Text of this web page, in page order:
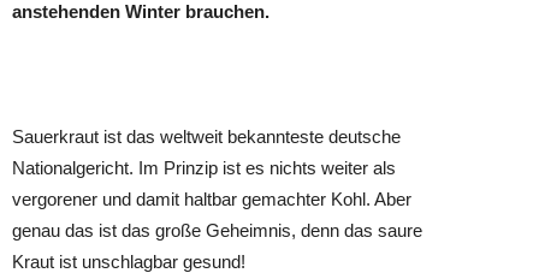
anstehenden Winter brauchen.
Sauerkraut ist das weltweit bekannteste deutsche
Nationalgericht. Im Prinzip ist es nichts weiter als
vergorener und damit haltbar gemachter Kohl. Aber
genau das ist das große Geheimnis, denn das saure
Kraut ist unschlagbar gesund!